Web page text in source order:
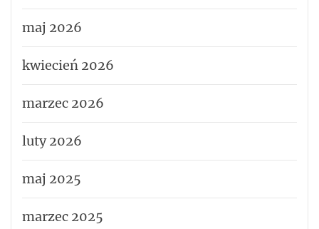
maj 2026
kwiecień 2026
marzec 2026
luty 2026
maj 2025
marzec 2025